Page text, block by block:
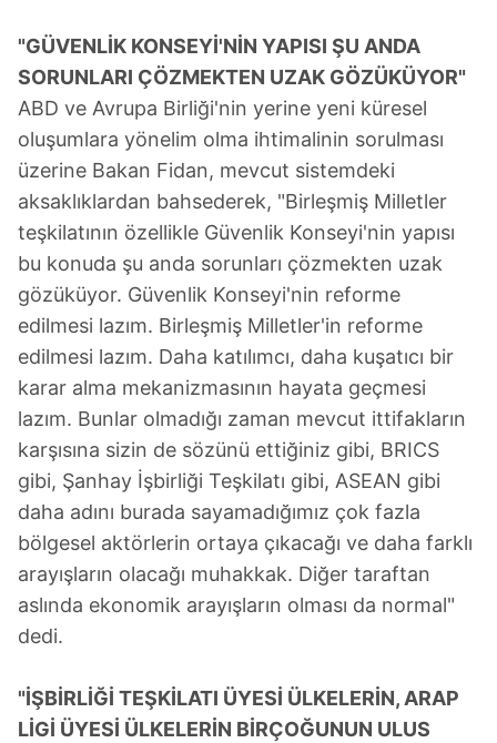
"GÜVENLİK KONSEYİ'NİN YAPISI ŞU ANDA
SORUNLARI ÇÖZMEKTEN UZAK GÖZÜKÜYOR"
ABD ve Avrupa Birliği'nin yerine yeni küresel
oluşumlara yönelim olma ihtimalinin sorulması
üzerine Bakan Fidan, mevcut sistemdeki
aksaklıklardan bahsederek, "Birleşmiş Milletler
teşkilatının özellikle Güvenlik Konseyi'nin yapısı
bu konuda şu anda sorunları çözmekten uzak
gözüküyor. Güvenlik Konseyi'nin reforme
edilmesi lazım. Birleşmiş Milletler'in reforme
edilmesi lazım. Daha katılımcı, daha kuşatıcı bir
karar alma mekanizmasının hayata geçmesi
lazım. Bunlar olmadığı zaman mevcut ittifakların
karşısına sizin de sözünü ettiğiniz gibi, BRICS
gibi, Şanhay İşbirliği Teşkilatı gibi, ASEAN gibi
daha adını burada sayamadığımız çok fazla
bölgesel aktörlerin ortaya çıkacağı ve daha farklı
arayışların olacağı muhakkak. Diğer taraftan
aslında ekonomik arayışların olması da normal"
dedi.
"İŞBİRLİĞİ TEŞKİLATI ÜYESİ ÜLKELERİN, ARAP
LİGİ ÜYESİ ÜLKELERİN BİRÇOĞUNUN ULUS